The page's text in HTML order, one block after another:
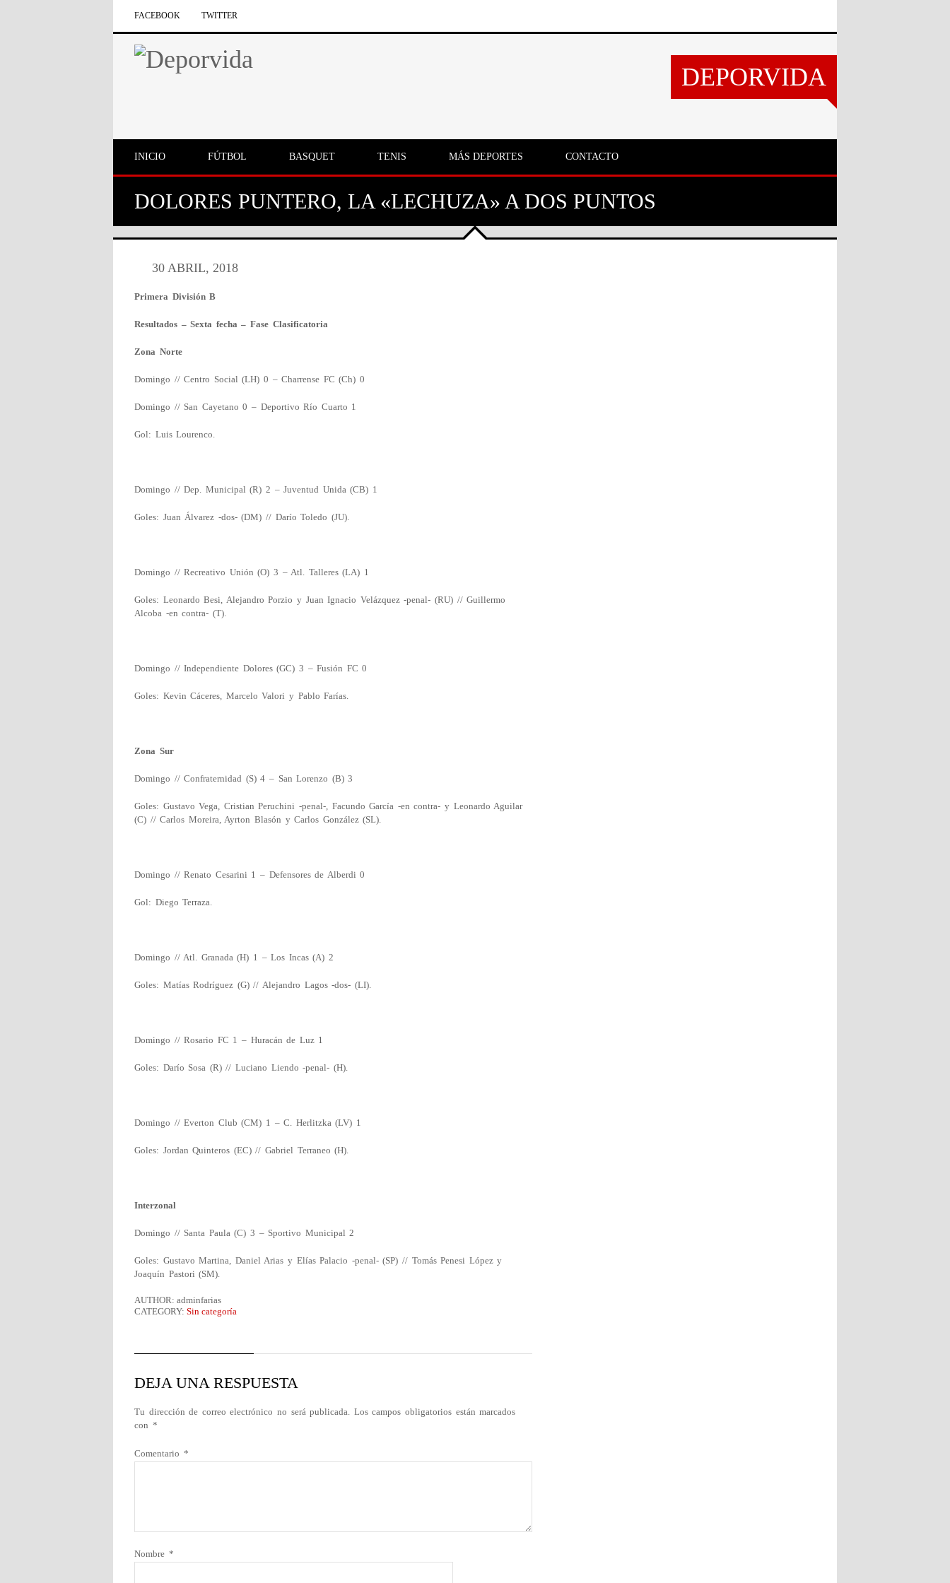
FACEBOOK TWITTER
DEPORVIDA
INICIO FÚTBOL BASQUET TENIS MÁS DEPORTES CONTACTO
DOLORES PUNTERO, LA «LECHUZA» A DOS PUNTOS
30 ABRIL, 2018
Primera División B
Resultados – Sexta fecha – Fase Clasificatoria
Zona Norte
Domingo // Centro Social (LH) 0 – Charrense FC (Ch) 0
Domingo // San Cayetano 0 – Deportivo Río Cuarto 1
Gol: Luis Lourenco.
Domingo // Dep. Municipal (R) 2 – Juventud Unida (CB) 1
Goles: Juan Álvarez -dos- (DM) // Darío Toledo (JU).
Domingo // Recreativo Unión (O) 3 – Atl. Talleres (LA) 1
Goles: Leonardo Besi, Alejandro Porzio y Juan Ignacio Velázquez -penal- (RU) // Guillermo
Alcoba -en contra- (T).
Domingo // Independiente Dolores (GC) 3 – Fusión FC 0
Goles: Kevin Cáceres, Marcelo Valori y Pablo Farías.
Zona Sur
Domingo // Confraternidad (S) 4 – San Lorenzo (B) 3
Goles: Gustavo Vega, Cristian Peruchini -penal-, Facundo García -en contra- y Leonardo Aguilar
(C) // Carlos Moreira, Ayrton Blasón y Carlos González (SL).
Domingo // Renato Cesarini 1 – Defensores de Alberdi 0
Gol: Diego Terraza.
Domingo // Atl. Granada (H) 1 – Los Incas (A) 2
Goles: Matías Rodríguez (G) // Alejandro Lagos -dos- (LI).
Domingo // Rosario FC 1 – Huracán de Luz 1
Goles: Darío Sosa (R) // Luciano Liendo -penal- (H).
Domingo // Everton Club (CM) 1 – C. Herlitzka (LV) 1
Goles: Jordan Quinteros (EC) // Gabriel Terraneo (H).
Interzonal
Domingo // Santa Paula (C) 3 – Sportivo Municipal 2
Goles: Gustavo Martina, Daniel Arias y Elías Palacio -penal- (SP) // Tomás Penesi López y
Joaquín Pastori (SM).
AUTHOR: adminfarias
CATEGORY: Sin categoría
DEJA UNA RESPUESTA
Tu dirección de correo electrónico no será publicada. Los campos obligatorios están marcados
con *
Comentario *
Nombre *